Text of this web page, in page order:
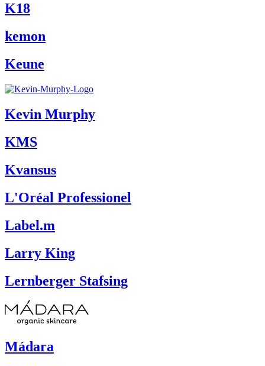
K18
kemon
Keune
Kevin Murphy
KMS
Kvansus
L'Oréal Professionel
Label.m
Larry King
Lernberger Stafsing
Mádara